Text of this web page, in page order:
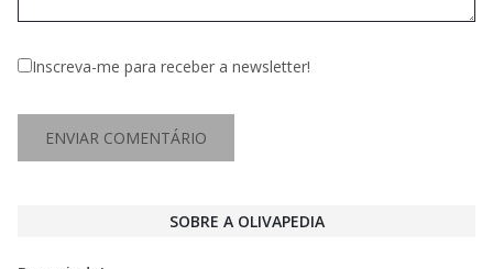
Inscreva-me para receber a newsletter!
SOBRE A OLIVAPEDIA